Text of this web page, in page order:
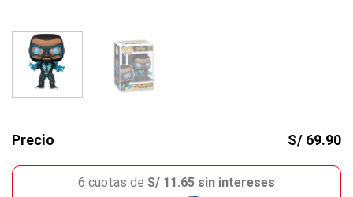
Precio S/ 69.90
6 cuotas de S/ 11.65 sin intereses